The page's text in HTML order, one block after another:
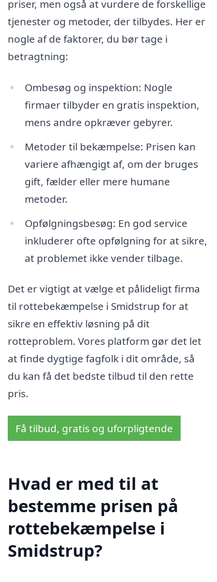
priser, men også at vurdere de forskellige
tjenester og metoder, der tilbydes. Her er
nogle af de faktorer, du bør tage i
betragtning:
Ombesøg og inspektion: Nogle
firmaer tilbyder en gratis inspektion,
mens andre opkræver gebyrer.
Metoder til bekæmpelse: Prisen kan
variere afhængigt af, om der bruges
gift, fælder eller mere humane
metoder.
Opfølgningsbesøg: En god service
inkluderer ofte opfølgning for at sikre,
at problemet ikke vender tilbage.
Det er vigtigt at vælge et pålideligt firma
til rottebekæmpelse i Smidstrup for at
sikre en effektiv løsning på dit
rotteproblem. Vores platform gør det let
at finde dygtige fagfolk i dit område, så
du kan få det bedste tilbud til den rette
pris.
Få tilbud, gratis og uforpligtende
Hvad er med til at
bestemme prisen på
rottebekæmpelse i
Smidstrup?